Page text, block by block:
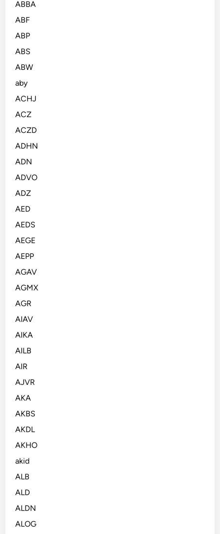
ABBA
ABF
ABP
ABS
ABW
aby
ACHJ
ACZ
ACZD
ADHN
ADN
ADVO
ADZ
AED
AEDS
AEGE
AEPP
AGAV
AGMX
AGR
AIAV
AIKA
AILB
AIR
AJVR
AKA
AKBS
AKDL
AKHO
akid
ALB
ALD
ALDN
ALOG